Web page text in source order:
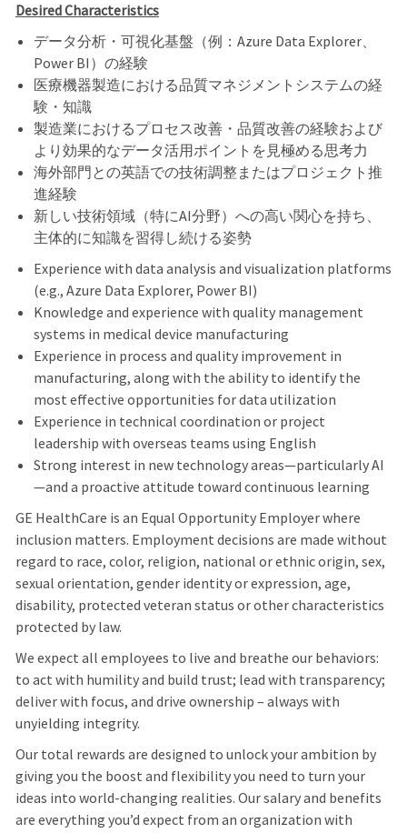
Desired Characteristics
データ分析・可視化基盤（例：Azure Data Explorer、
Power BI）の経験
医療機器製造における品質マネジメントシステムの経
験・知識
製造業におけるプロセス改善・品質改善の経験および
より効果的なデータ活用ポイントを見極める思考力
海外部門との英語での技術調整またはプロジェクト推
進経験
新しい技術領域（特にAI分野）への高い関心を持ち、
主体的に知識を習得し続ける姿勢
Experience with data analysis and visualization platforms
(e.g., Azure Data Explorer, Power BI)
Knowledge and experience with quality management
systems in medical device manufacturing
Experience in process and quality improvement in
manufacturing, along with the ability to identify the
most effective opportunities for data utilization
Experience in technical coordination or project
leadership with overseas teams using English
Strong interest in new technology areas—particularly AI
—and a proactive attitude toward continuous learning
GE HealthCare is an Equal Opportunity Employer where
inclusion matters. Employment decisions are made without
regard to race, color, religion, national or ethnic origin, sex,
sexual orientation, gender identity or expression, age,
disability, protected veteran status or other characteristics
protected by law.
We expect all employees to live and breathe our behaviors:
to act with humility and build trust; lead with transparency;
deliver with focus, and drive ownership – always with
unyielding integrity.
Our total rewards are designed to unlock your ambition by
giving you the boost and flexibility you need to turn your
ideas into world-changing realities. Our salary and benefits
are everything you’d expect from an organization with